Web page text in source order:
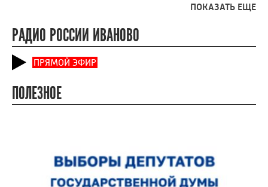
ПОКАЗАТЬ ЕЩЕ
РАДИО РОССИИ ИВАНОВО
ПРЯМОЙ ЭФИР
ПОЛЕЗНОЕ